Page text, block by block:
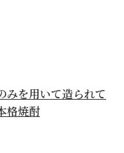
みを用いて造られて
格焼酎